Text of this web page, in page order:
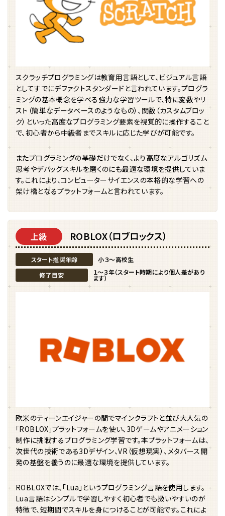
スクラッチプログラミングは教育用言語として、ビジュアル言語
としてすでにデファクトスタンダードと言われています。プログラ
ミングの基本概念を学べる強力な学習ツールで、特に変数やリ
スト（簡単なデータベースのようなもの）、関数（カスタムブロッ
ク）といった高度なプログラミング要素を視覚的に操作すること
で、初心者から中級者までスキルに応じた学びが可能です。
またプログラミングの基礎だけでなく、より高度なアルゴリズム
思考やデバッグスキルを磨くのにも最適な環境を提供していま
す。これにより、コンピューターサイエンスの本格的な学習への
架け橋となるプラットフォームと言われています。
上級 ROBLOX（ロブロックス）
スタート推奨年齢
小３〜高校生
修了目安
１〜３年（スタート時期により個人差があり
ます）
欧米のティーンエイジャーの間でマインクラフトと並び大人気の
「ROBLOX」プラットフォームを使い、3Dゲームやアニメーション
制作に挑戦するプログラミング学習です。本プラットフォームは、
次世代の技術である3Dデザイン、VR（仮想現実）、メタバース開
発の基盤を養うのに最適な環境を提供しています。
ROBLOXでは、「Lua」というプログラミング言語を使用します。
Lua言語はシンプルで学習しやすく初心者でも扱いやすいのが
特徴で、短期間でスキルを身につけることが可能です。これによ